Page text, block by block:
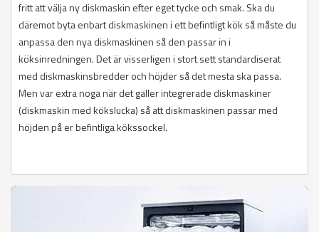
fritt att välja ny diskmaskin efter eget tycke och smak. Ska du
däremot byta enbart diskmaskinen i ett befintligt kök så måste du
anpassa den nya diskmaskinen så den passar in i
köksinredningen. Det är visserligen i stort sett standardiserat
med diskmaskinsbredder och höjder så det mesta ska passa.
Men var extra noga när det gäller integrerade diskmaskiner
(diskmaskin med kökslucka) så att diskmaskinen passar med
höjden på er befintliga kökssockel.